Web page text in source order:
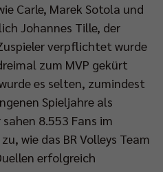
Carle, Marek Sotola und
Johannes Tille, der
verpflichtet wurde
zum MVP gekürt
es selten, zumindest
Spieljahre als
8.553 Fans im
wie das BR Volleys Team
erfolgreich